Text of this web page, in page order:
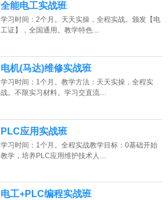
全能电工实战班
学习时间：2个月。天天实操，全程实战。颁发【电
工证】，全国通用。教学特色…
电机(马达)维修实战班
学习时间：1个月。教学方法：天天实操，全程实
战。不限实习材料。学习交直流…
PLC应用实战班
学习时间：1个月。全程实战教学目标：0基础开始
教学，培养PLC应用维护技术人…
电工+PLC编程实战班